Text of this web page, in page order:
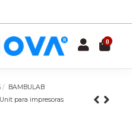
0
BAMBULAB
para impresoras